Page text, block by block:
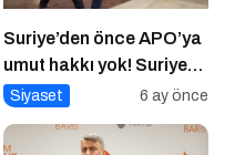
Suriye’den önce APO’ya
umut hakkı yok! Suriye
düzelmeden APO’ya
Siyaset 6 ay önce